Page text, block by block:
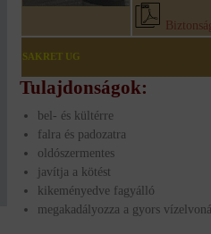
SAKRET UG
Tulajdonságok:
bel- és kültérre
falra és padozatra
oldószermentes
javítja a kötést
kikeményedve fagyálló
megakadályozza a gyors